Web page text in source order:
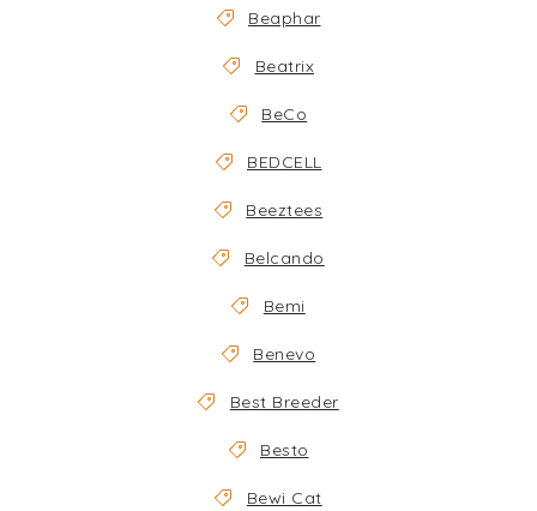
Beaphar
Beatrix
BeCo
BEDCELL
Beeztees
Belcando
Bemi
Benevo
Best Breeder
Besto
Bewi Cat